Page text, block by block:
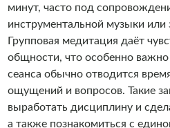
минут, часто под
инструментальной музыки или
Групповая медитация даёт
общности, что особенно
сеанса обычно отводится
ощущений и вопросов. Такие
выработать дисциплину и
а также познакомиться с